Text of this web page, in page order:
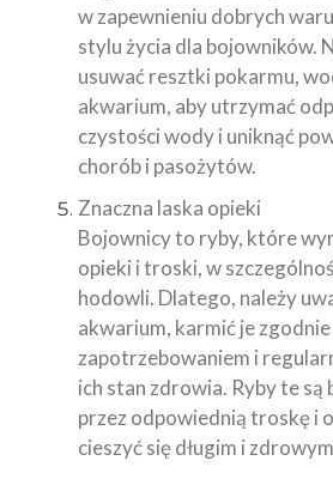
w zapewnieniu dobrych
stylu życia dla bojowników.
usuwać resztki pokarmu,
akwarium, aby utrzymać
czystości wody i uniknąć
chorób i pasożytów.
Znaczna laska opieki
Bojownicy to ryby, które
opieki i troski, w
hodowli. Dlatego, należy
akwarium, karmić je zgodnie
zapotrzebowaniem i
ich stan zdrowia. Ryby te są
przez odpowiednią troskę i
cieszyć się długim i